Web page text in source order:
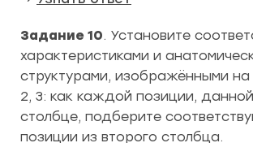
Задание 10. Установите
характеристиками и
структурами, изображёнными на
2, 3: как каждой позиции,
столбце, подберите
позиции из второго столбца.